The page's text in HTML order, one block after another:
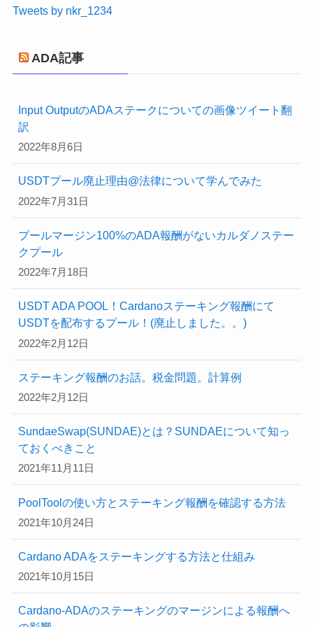
Tweets by nkr_1234
ADA記事
Input OutputのADAステークについての画像ツイート翻
訳
2022年8月6日
USDTプール廃止理由@法律について学んでみた
2022年7月31日
プールマージン100%のADA報酬がないカルダノステー
クプール
2022年7月18日
USDT ADA POOL！Cardanoステーキング報酬にて
USDTを配布するプール！(廃止しました。。)
2022年2月12日
ステーキング報酬のお話。税金問題。計算例
2022年2月12日
SundaeSwap(SUNDAE)とは？SUNDAEについて知っ
ておくべきこと
2021年11月11日
PoolToolの使い方とステーキング報酬を確認する方法
2021年10月24日
Cardano ADAをステーキングする方法と仕組み
2021年10月15日
Cardano-ADAのステーキングのマージンによる報酬へ